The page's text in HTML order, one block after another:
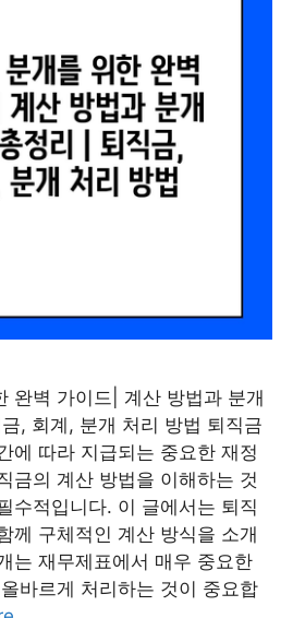
완벽 가이드| 계산 방법과 분개
, 회계, 분개 처리 방법 퇴직금
에 따라 지급되는 중요한 재정
금의 계산 방법을 이해하는 것
수적입니다. 이 글에서는 퇴직
께 구체적인 계산 방식을 소개
는 재무제표에서 매우 중요한
바르게 처리하는 것이 중요합